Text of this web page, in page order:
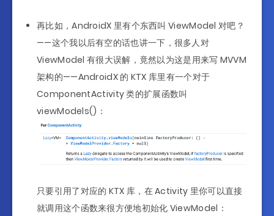
再比如，AndroidX 里有个东西叫 ViewModel 对吧？
——这个我以后有空的话也讲一下，很多人对
ViewModel 有很大误解，竟然以为这是用来写 MVVM
架构的——AndroidX 的 KTX 库里有一个对于
ComponentActivity 类的扩展函数叫
viewModels()：
只要引用了对应的 KTX 库，在 Activity 里你可以直接
就调用这个函数来很方便地初始化 ViewModel：